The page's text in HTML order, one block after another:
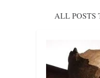
ishranom do zdravlja
momenti i mesta
bonus sadržaj
ALL POSTS